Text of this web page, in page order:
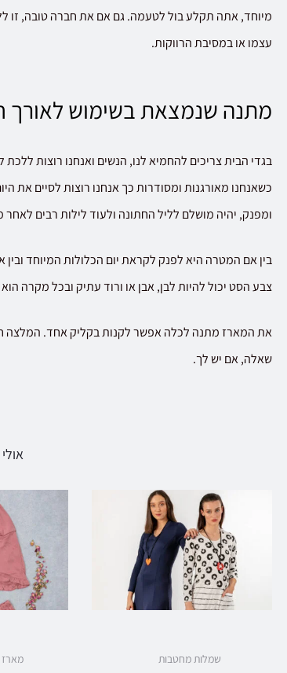
מיוחד, אתה תקלע בול לטעמה. גם אם את חברה טובה, זו
עצמו או במסיבת הרווקות.
מתנה שנמצאת בשימוש לאורך
בגדי הבית צריכים להחמיא לנו, הנשים ואנחנו רוצות
כשאנחנו מאורגנות ומסודרות כך אנחנו רוצות לסיים את
ומפנק, יהיה מושלם לליל החתונה ולעוד לילות רבים לאחר
בין אם המטרה היא לפנק לקראת יום הכלולות המיוחד
צבע הסט יכול להיות לבן, אבן או ורוד עתיק ובכל מקרה
את המארז מתנה לכלה אפשר לקנות בקליק אחד. המלצה
שאלה, אם יש לך.
שמלות מחטבות